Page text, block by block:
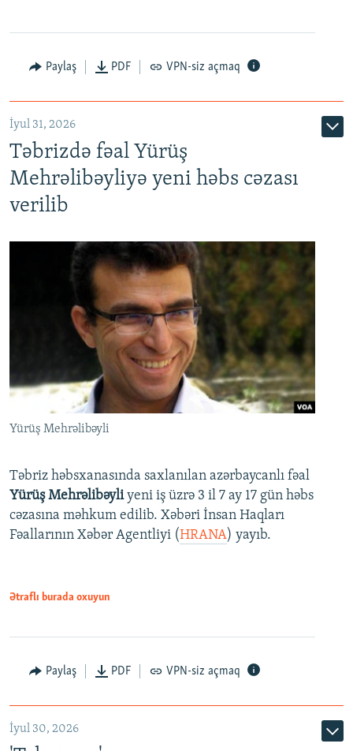
Paylaş PDF VPN-siz açmaq
İyul 31, 2026
Təbrizdə fəal Yürüş
Mehrəlibəyliyə yeni həbs cəzası
verilib
Yürüş Mehrəlibəyli
Təbriz həbsxanasında saxlanılan azərbaycanlı fəal
Yürüş Mehrəlibəyliyeni iş üzrə 3 il 7 ay 17 gün həbs
cəzasına məhkum edilib. Xəbəri İnsan Haqları
Fəallarının Xəbər Agentliyi (HRANA) yayıb.
Ətraflı burada oxuyun
Paylaş PDF VPN-siz açmaq
İyul 30, 2026